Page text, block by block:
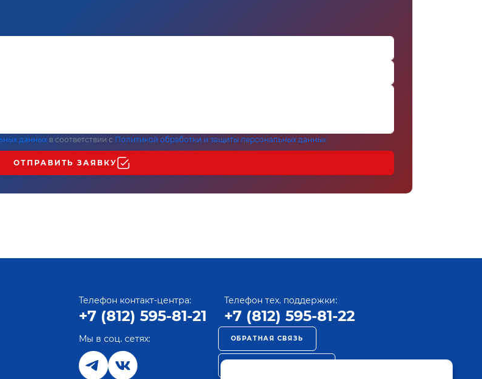
данных в соответствии с Политикой обработки и защиты персональных данных
ОТПРАВИТЬ ЗАЯВКУ
Телефон контакт-центра:
+7 (812) 595-81-21
Телефон тех. поддержки:
+7 (812) 595-81-22
Мы в соц. сетях: ОБРАТНАЯ СВЯЗЬ